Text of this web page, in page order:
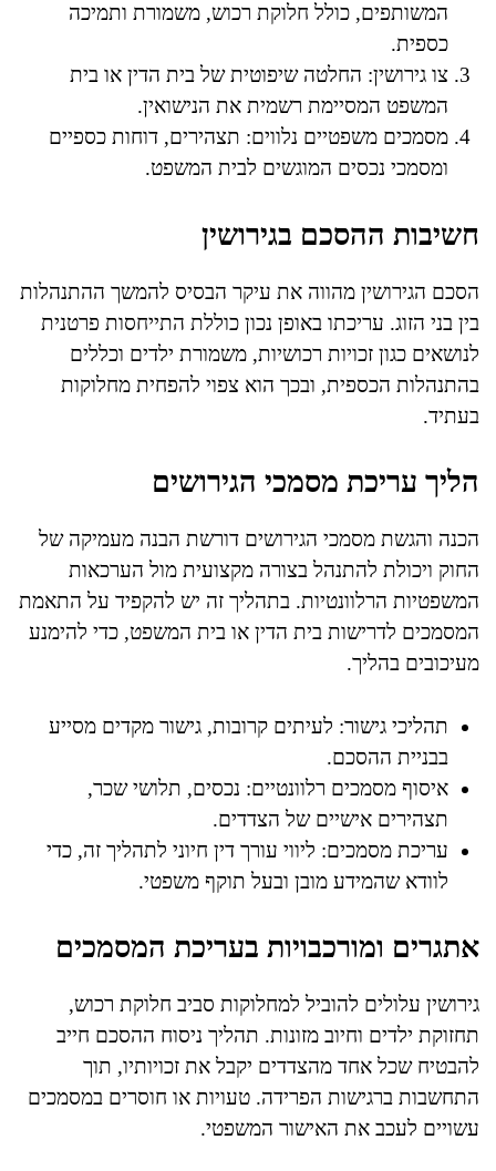
המשותפים, כולל חלוקת רכוש, משמורת ותמיכה
כספית.
צו גירושין: החלטה שיפוטית של בית הדין או בית
המשפט המסיימת רשמית את הנישואין.
מסמכים משפטיים נלווים: תצהירים, דוחות כספיים
ומסמכי נכסים המוגשים לבית המשפט.
חשיבות ההסכם בגירושין
הסכם הגירושין מהווה את עיקר הבסיס להמשך ההתנהלות
בין בני הזוג. עריכתו באופן נכון כוללת התייחסות פרטנית
לנושאים כגון זכויות רכושיות, משמורת ילדים וכללים
בהתנהלות הכספית, ובכך הוא צפוי להפחית מחלוקות
בעתיד.
הליך עריכת מסמכי הגירושים
הכנה והגשת מסמכי הגירושים דורשת הבנה מעמיקה של
החוק ויכולת להתנהל בצורה מקצועית מול הערכאות
המשפטיות הרלוונטיות. בתהליך זה יש להקפיד על התאמת
המסמכים לדרישות בית הדין או בית המשפט, כדי להימנע
מעיכובים בהליך.
תהליכי גישור: לעיתים קרובות, גישור מקדים מסייע
בבניית ההסכם.
איסוף מסמכים רלוונטיים: נכסים, תלושי שכר,
תצהירים אישיים של הצדדים.
עריכת מסמכים: ליווי עורך דין חיוני לתהליך זה, כדי
לוודא שהמידע מובן ובעל תוקף משפטי.
אתגרים ומורכבויות בעריכת המסמכים
גירושין עלולים להוביל למחלוקות סביב חלוקת רכוש,
תחזוקת ילדים וחיוב מזונות. תהליך ניסוח ההסכם חייב
להבטיח שכל אחד מהצדדים יקבל את זכויותיו, תוך
התחשבות ברגישות הפרידה. טעויות או חוסרים במסמכים
עשויים לעכב את האישור המשפטי.